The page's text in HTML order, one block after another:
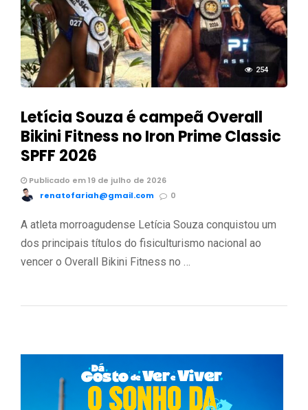
254
Letícia Souza é campeã Overall
Bikini Fitness no Iron Prime Classic
SPFF 2026
Publicado em 19 de julho de 2026
renatofariah@gmail.com
0
A atleta morroagudense Letícia Souza conquistou um
dos principais títulos do fisiculturismo nacional ao
vencer o Overall Bikini Fitness no …